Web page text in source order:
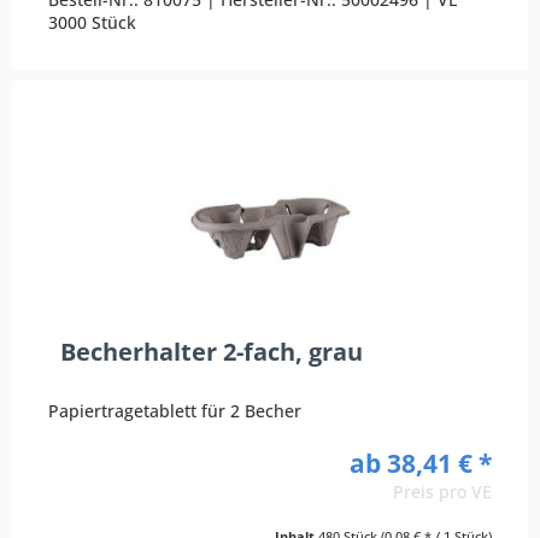
3000 Stück
Becherhalter 2-fach, grau
Papiertragetablett für 2 Becher
ab 38,41 € *
Preis pro VE